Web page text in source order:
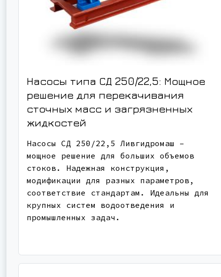
Насосы типа СД 250/22,5: Мощное
решение для перекачивания
сточных масс и загрязненных
жидкостей
Насосы СД 250/22,5 Ливгидромаш –
мощное решение для больших объемов
стоков. Надежная конструкция,
модификации для разных параметров,
соответствие стандартам. Идеальны для
крупных систем водоотведения и
промышленных задач.